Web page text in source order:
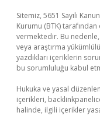
Sitemiz, 5651 Sayılı
Kurumu (BTK)
vermektedir. Bu
veya araştırma
yazdıkları içeriklerin
bu sorumluluğu kabul
Hukuka ve yasal
içerikleri,
halinde, ilgili içerikler